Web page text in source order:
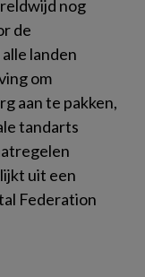
nog
de
landen
om
aan te pakken,
tandarts
uit een
Federation